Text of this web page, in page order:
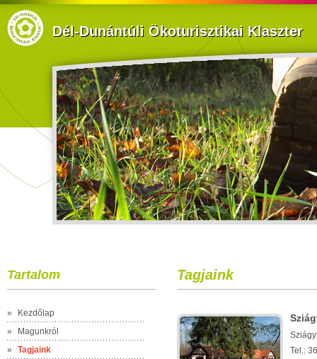
Dél-Dunántúli Ökoturisztikai Klaszter
Tartalom
»
Kezdőlap
»
Magunkról
»
Tagjaink
Tagjaink
Tel.: